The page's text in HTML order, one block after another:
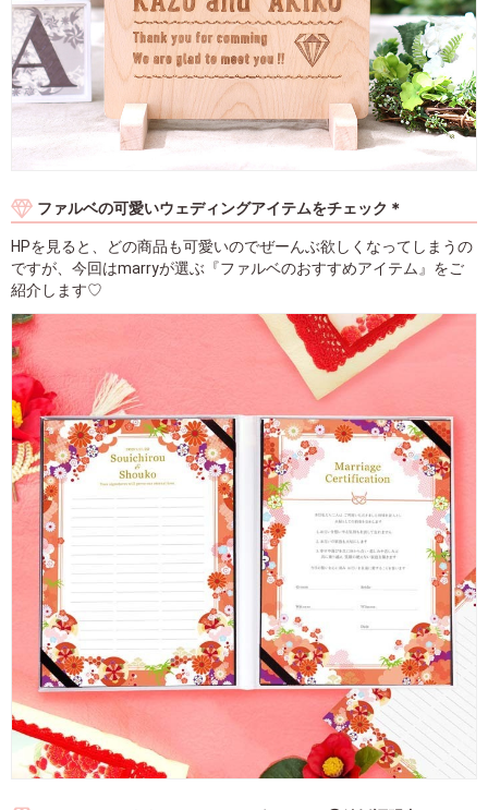
ファルベの可愛いウェディングアイテムをチェック＊
HPを見ると、どの商品も可愛いのでぜーんぶ欲しくなってしまうの
ですが、今回はmarryが選ぶ『ファルベのおすすめアイテム』をご
紹介します♡